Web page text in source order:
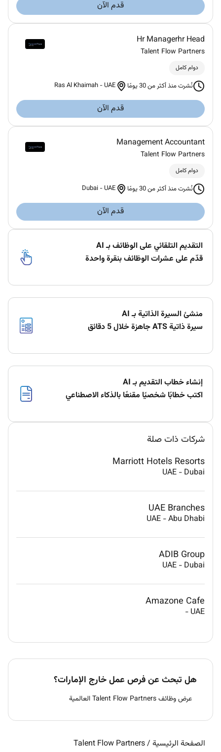
قدم الآن
Hr Managerhr Head
Talent Flow Partners
دوام كامل
نُشرت منذ أكثر من 30 يومًا Ras Al Khaimah -UAE
قدم الآن
Management Accountant
Talent Flow Partners
دوام كامل
نُشرت منذ أكثر من 30 يومًا Dubai -UAE
قدم الآن
التقديم التلقائي على الوظائف بـ AI
قدّم على عشرات الوظائف بنقرة واحدة
منشئ السيرة الذاتية بـ AI
سيرة ذاتية ATS جاهزة خلال 5 دقائق
إنشاء خطاب التقديم بـ AI
اكتب خطابًا شخصيًا مقنعًا بالذكاء الاصطناعي
شركات ذات صلة
Marriott Hotels Resorts
UAE - Dubai
UAE Branches
UAE -Abu Dhabi
ADIB Group
UAE - Dubai
Amazone Cafe
UAE
-
هل تبحث عن فرص عمل خارج الإمارات؟
عرض وظائف Talent Flow Partners العالمية
الصفحة الرئيسية /
Talent Flow Partners